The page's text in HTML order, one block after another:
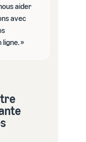
aider
avec
»